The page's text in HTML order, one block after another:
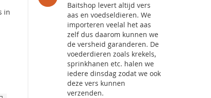
in
Baitshop levert altijd vers
aas en voedseldieren. We
importeren veelal het aas
zelf dus daarom kunnen we
de versheid garanderen. De
voederdieren zoals krekels,
sprinkhanen etc. halen we
iedere dinsdag zodat we ook
deze vers kunnen
verzenden.